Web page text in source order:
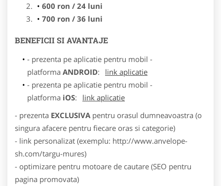
600 ron / 24 luni
700 ron / 36 luni
BENEFICII SI AVANTAJE
- prezenta pe aplicatie pentru mobil -
platforma ANDROID:
link aplicatie
- prezenta pe aplicatie pentru mobil -
platforma iOS:
link aplicatie
- prezenta EXCLUSIVA pentru orasul dumneavoastra (o
singura afacere pentru fiecare oras si categorie)
- link personalizat (exemplu: http://www.anvelope-
sh.com/targu-mures)
- optimizare pentru motoare de cautare (SEO pentru
pagina promovata)